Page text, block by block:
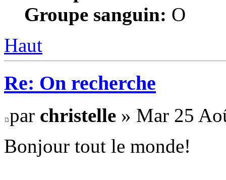
Groupe sanguin: O
Haut
Re: On recherche
par christelle » Mar 25
Bonjour tout le monde!